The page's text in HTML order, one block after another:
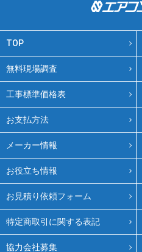
TOP
無料現場調査
工事標準価格表
お支払方法
メーカー情報
お役立ち情報
お見積り依頼フォーム
特定商取引に関する表記
協力会社募集